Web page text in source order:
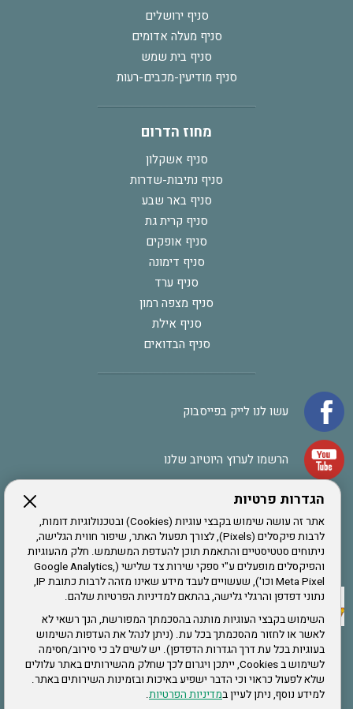
הגדרות פרטיות
אתר זה עושה שימוש בקבצי עוגיות (Cookies) ובטכנולוגיות דומות,
לרבות פיקסלים (Pixels), לצורך תפעול האתר, שיפור חווית הגלישה,
ניתוחים סטטיסטיים והתאמת תוכן להעדפת המשתמש. חלק מהעוגיות
והפיקסלים מופעלים ע"י ספקי שירות צד שלישי (Google Analytics,
Meta Pixel וכו'), שעשויים לעבד מידע שאינו מזהה לרבות כתובת IP,
נתוני דפדפן והרגלי גלישה, בהתאם למדיניות הפרטיות שלהם.
השימוש בקבצי העוגיות מותנה בהסכמתך המפורשת, הנך רשאי לא
לאשר או לחזור מהסכמתך בכל עת. (ניתן לנהל את העדפות השימוש
בעוגיות בכל עת דרך הגדרות הדפדפן). יש לשים לב כי סירוב/חסימה
לשימוש ב Cookies, ייתכן ויגרום לכך שחלק מהשירותים באתר עלולים
שלא לפעול כראוי וכי הדבר ישפיע באיכות ובזמינות השירותים באתר.
למידע נוסף, ניתן לעיין במדיניות הפרטיות.
סניף ירושלים
סניף מעלה אדומים
סניף בית שמש
סניף מודיעין-מכבים-רעות
מחוז הדרום
סניף אשקלון
סניף נתיבות-שדרות
סניף באר שבע
סניף קרית גת
סניף אופקים
סניף דימונה
סניף ערד
סניף מצפה רמון
סניף אילת
סניף הבדואים
עשו לנו לייק בפייסבוק
הרשמו לערוץ היוטיוב שלנו
אתר צה"ל
תקנון האתר
שירותים
תעסוקה